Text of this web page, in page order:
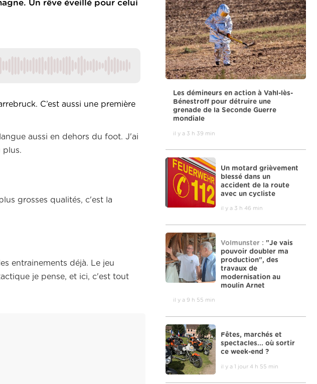
Un rêve éveillé pour celui
C’est aussi une première
aussi en dehors du foot. J'ai
plus.
grosses qualités, c'est la
entrainements déjà. Le jeu
je pense, et ici, c'est tout
Les démineurs en action à Vahl-lès-
Bénestroff pour détruire une
grenade de la Seconde Guerre
mondiale
il y a 3 h 39 min
Un motard grièvement
blessé dans un
accident de la route
avec un cycliste
il y a 3 h 46 min
Volmunster : "Je vais
pouvoir doubler ma
production", des
travaux de
modernisation au
moulin Arnet
il y a 9 h 55 min
Fêtes, marchés et
spectacles... où sortir
ce week-end ?
il y a 1 jour 4 h 55 min